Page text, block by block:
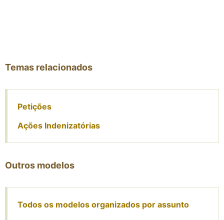
Temas relacionados
Petições
Ações Indenizatórias
Outros modelos
Todos os modelos organizados por assunto